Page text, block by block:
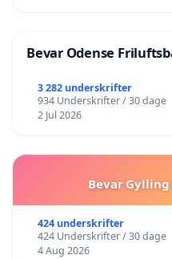
Bevar Odense
3 282 underskrifter
934 Underskrifter / 30 dage
2 Jul 2026
Bevar Gylling
424 underskrifter
424 Underskrifter / 30 dage
4 Aug 2026